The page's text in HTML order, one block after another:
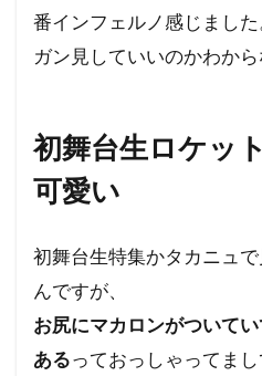
番インフェルノ感じました
ガン見していいのかわから
初舞台生ロケッ
可愛い
初舞台生特集かタカニュ
んですが、
お尻にマカロンがついて
あるっておっしゃってまし